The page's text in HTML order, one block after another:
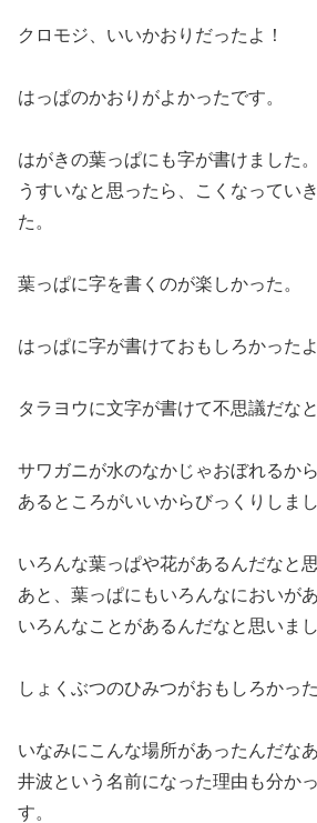
クロモジ、いいかおりだったよ！
はっぱのかおりがよかったです。
はがきの葉っぱにも字が書けました。
うすいなと思ったら、こくなってい
た。
葉っぱに字を書くのが楽しかった。
はっぱに字が書けておもしろかったよ
タラヨウに文字が書けて不思議だな
サワガニが水のなかじゃおぼれるか
あるところがいいからびっくりしまし
いろんな葉っぱや花があるんだなと
あと、葉っぱにもいろんなにおいが
いろんなことがあるんだなと思いまし
しょくぶつのひみつがおもしろかった
いなみにこんな場所があったんだな
井波という名前になった理由も分か
す。